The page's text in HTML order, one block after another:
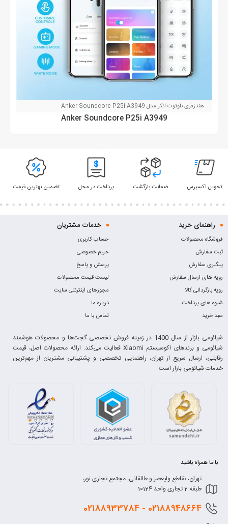
هندزفری بلوتوث انکر مدل Anker Soundcore P25i A3949
Anker Soundcore P25i A3949
تحویل اکسپرس ضمانت بازگشت پرداخت در محل تضمین بهترین قیمت
راهنمای خرید
فروشگاه محصولات
ثبت سفارش
پیگیری سفارش
رویه های ارسال سفارش
رویه بازگردانی کالا
شیوه های پرداخت
سبد خرید
خدمات مشتریان
حساب کاربری
حریم خصوصی
پرسش و پاسخ
لیست قیمت محصولات
مجوزهای اینترنتی سایت
درباره ما
تماس با ما
شیائومی بازار از سال 1400 در زمینه فروش تخصصی گجت‌ها و محصولات هوشمند
شیائومی و برندهای اکوسیستم Xiaomi فعالیت می‌کند. ارائه محصولات اصل، قیمت
رقابتی، ارسال سریع از تهران، راهنمایی تخصصی و پشتیبانی مشتریان از مهم‌ترین
خدمات شیائومی بازار است.
با ما همراه باشید
تهران، تقاطع ولیعصر و طالقانی، مجتمع تجاری نور،
طبقه 2 تجاری واحد 10124
02188948664 - 02188933784